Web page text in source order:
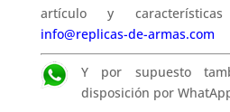
artículo y
info@replicas-de-armas.com
Y por supuesto
disposición por